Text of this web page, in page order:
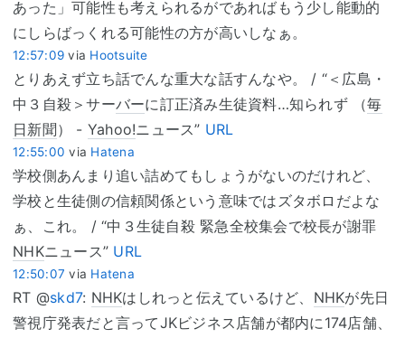
あった」可能性も考えられるがであればもう少し能動的
にしらばっくれる可能性の方が高いしなぁ。
12:57:09 via Hootsuite
とりあえず立ち話でんな重大な話すんなや。 / “＜広島・
中３自殺＞サーバーに訂正済み生徒資料…知られず （毎
日新聞 ） - Yahoo!ニュース” URL
12:55:00 via Hatena
学校側あんまり追い詰めてもしょうがないのだけれど、
学校と生徒側の信頼関係という意味ではズタボロだよな
ぁ、これ。 / “中３生徒自殺 緊急全校集会で校長が謝罪
NHKニュース” URL
12:50:07 via Hatena
RT @skd7: NHKはしれっと伝えているけど、 NHKが先日
警視庁発表だと言ってJKビジネス店舗が都内に174店舗、